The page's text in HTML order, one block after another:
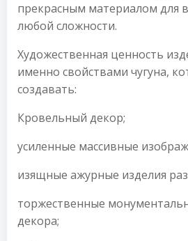
прекрасным материалом для
любой сложности.
Художественная ценность
именно свойствами чугуна,
создавать:
Кровельный декор;
усиленные массивные
изящные ажурные изделия
торжественные
декора;